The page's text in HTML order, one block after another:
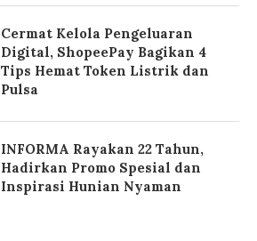
Cermat Kelola Pengeluaran
Digital, ShopeePay Bagikan 4
Tips Hemat Token Listrik dan
Pulsa
INFORMA Rayakan 22 Tahun,
Hadirkan Promo Spesial dan
Inspirasi Hunian Nyaman